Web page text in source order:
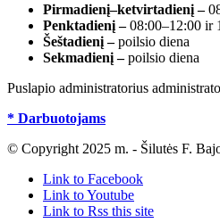
Pirmadienį–ketvirtadienį –
Penktadienį –08:00–12:00 ir
Šeštadienį –poilsio diena
Sekmadienį –poilsio diena
Puslapio administratorius
* Darbuotojams
© Copyright 2025 m. - Šilutės F.
Link to Facebook
Link to Youtube
Link to Rss this site